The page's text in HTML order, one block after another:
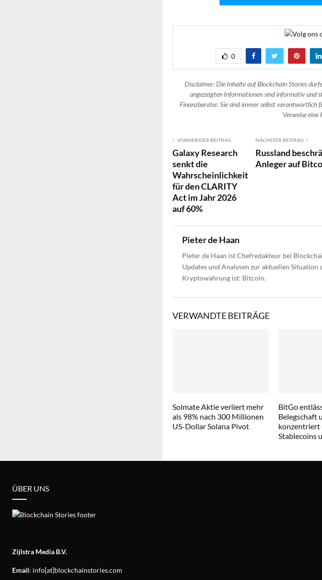
0
Disclaimer: Die Inhalte auf Blockchain Stories
angezeigten Informationen sind informativ und
Finanzberater. Sie sind immer selbst
Verweise
VORHERIGER BEITRAG
Galaxy Research
senkt die
Wahrscheinlichkeit
für den CLARITY
Act im Jahr 2026
auf 60%
NÄCHSTER BEITRAG
Russland
Anleger auf
Pieter de Haan
Pieter de Haan ist Chefredakteur bei
Updates und Analysen zur aktuellen
Kryptowährung ist: Bitcoin.
VERWANDTE BEITRÄGE
Solmate Aktie verliert mehr
als 98% nach 300 Millionen
US-Dollar Solana Pivot
BitGo
Belegschaft
konzentriert
Stablecoins
ÜBER UNS
Zijlstra Media B.V.
Email: info[at]blockchainstories.com